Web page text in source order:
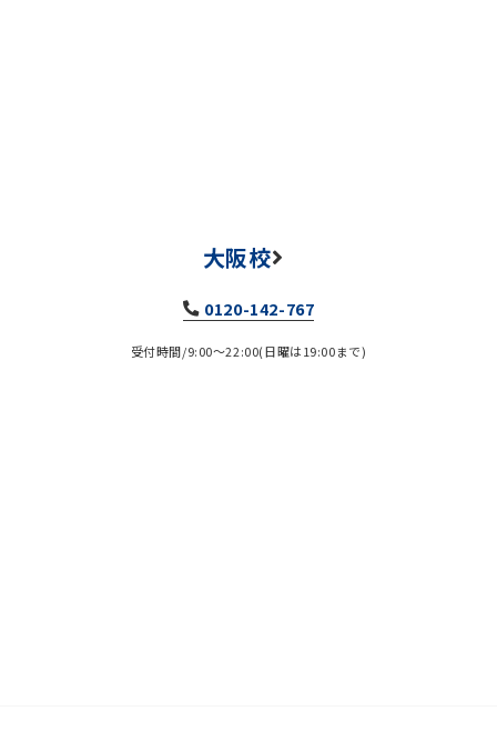
大阪校
0120-142-767
受付時間/9:00～22:00(日曜は19:00まで)